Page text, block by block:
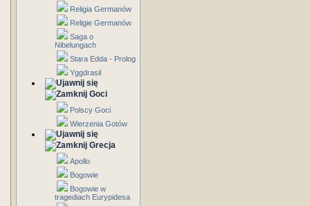
Religia Germanów
Religie Germanów
Saga o
Nibelungach
Stara Edda - Prolog
Yggdrasil
Goci
Polscy Goci
Wierzenia Gotów
Grecja
Apollo
Bogowie
Bogowie w
tragediach Eurypidesa